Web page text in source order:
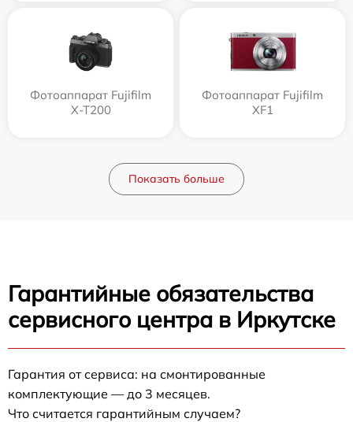
Фотоаппарат Fujifilm
X-T200
Фотоаппарат Fujifilm
XF1
Показать больше
Гарантийные обязательства
сервисного центра в Иркутске
Гарантия от сервиса: на смонтированные
комплектующие — до 3 месяцев.
Что считается гарантийным случаем?